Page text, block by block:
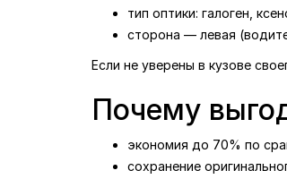
тип оптики: галоген,
сторона — левая
Если не уверены в кузове
Почему
экономия до 70% по
сохранение